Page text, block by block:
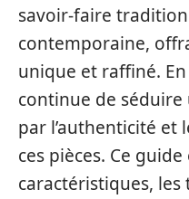
savoir-faire
contemporaine,
unique et raffiné.
continue de
par l’authenticité et
ces pièces. Ce
caractéristiques, les